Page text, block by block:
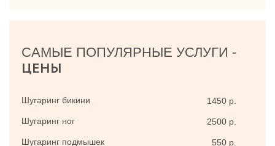
САМЫЕ ПОПУЛЯРНЫЕ УСЛУГИ -
ЦЕНЫ
Шугаринг бикини 1450 р.
Шугаринг ног 2500 р.
Шугаринг подмышек 550 р.